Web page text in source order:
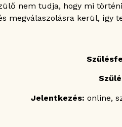
nem tudja, hogy mi
megválaszolásra kerül, így
Jelentkezés: online,